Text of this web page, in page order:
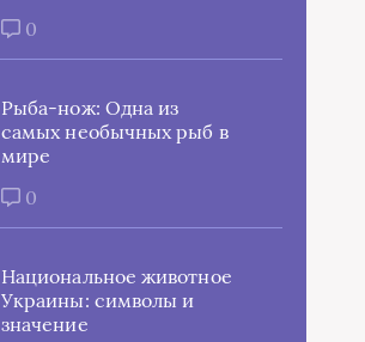
0
Рыба-нож: Одна из
самых необычных рыб в
мире
0
Национальное животное
Украины: символы и
значение